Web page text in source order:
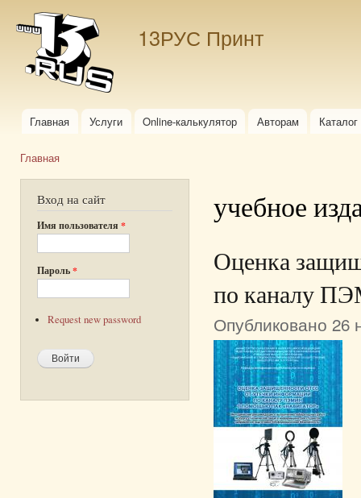
13РУС Принт
Главное меню
Главная Услуги Online-калькулятор Авторам
Главная
Вход на сайт
Имя пользователя *
Пароль*
Request new password
учебное
Оценка
по каналу
Опубликовано 26